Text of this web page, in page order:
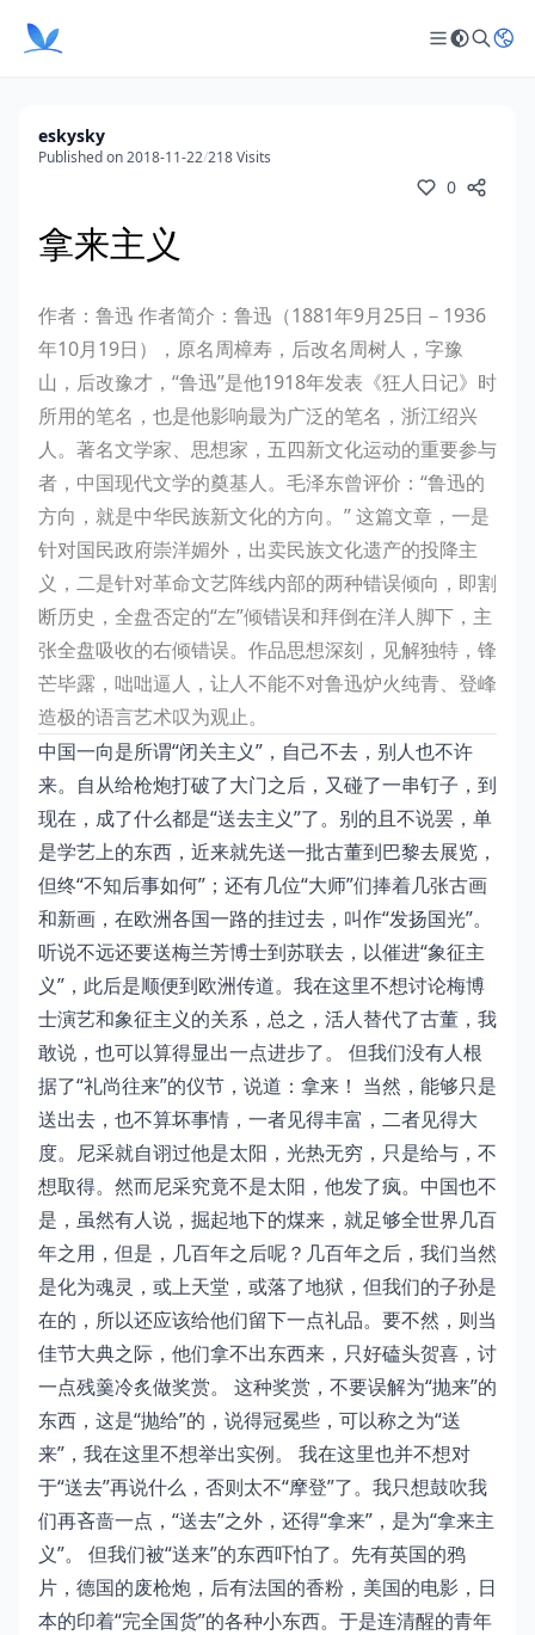
eskysky
Published on 2018-11-22/218 Visits
0
拿来主义
作者：鲁迅 作者简介：鲁迅（1881年9月25日－1936
年10月19日），原名周樟寿，后改名周树人，字豫
山，后改豫才，“鲁迅”是他1918年发表《狂人日记》时
所用的笔名，也是他影响最为广泛的笔名，浙江绍兴
人。著名文学家、思想家，五四新文化运动的重要参与
者，中国现代文学的奠基人。毛泽东曾评价：“鲁迅的
方向，就是中华民族新文化的方向。”这篇文章，一是
针对国民政府崇洋媚外，出卖民族文化遗产的投降主
义，二是针对革命文艺阵线内部的两种错误倾向，即割
断历史，全盘否定的“左”倾错误和拜倒在洋人脚下，主
张全盘吸收的右倾错误。作品思想深刻，见解独特，锋
芒毕露，咄咄逼人，让人不能不对鲁迅炉火纯青、登峰
造极的语言艺术叹为观止。
中国一向是所谓“闭关主义”，自己不去，别人也不许
来。自从给枪炮打破了大门之后，又碰了一串钉子，到
现在，成了什么都是“送去主义”了。别的且不说罢，单
是学艺上的东西，近来就先送一批古董到巴黎去展览，
但终“不知后事如何”；还有几位“大师”们捧着几张古画
和新画，在欧洲各国一路的挂过去，叫作“发扬国光”。
听说不远还要送梅兰芳博士到苏联去，以催进“象征主
义”，此后是顺便到欧洲传道。我在这里不想讨论梅博
士演艺和象征主义的关系，总之，活人替代了古董，我
敢说，也可以算得显出一点进步了。 但我们没有人根
据了“礼尚往来”的仪节，说道：拿来！ 当然，能够只是
送出去，也不算坏事情，一者见得丰富，二者见得大
度。尼采就自诩过他是太阳，光热无穷，只是给与，不
想取得。然而尼采究竟不是太阳，他发了疯。中国也不
是，虽然有人说，掘起地下的煤来，就足够全世界几百
年之用，但是，几百年之后呢？几百年之后，我们当然
是化为魂灵，或上天堂，或落了地狱，但我们的子孙是
在的，所以还应该给他们留下一点礼品。要不然，则当
佳节大典之际，他们拿不出东西来，只好磕头贺喜，讨
一点残羹冷炙做奖赏。 这种奖赏，不要误解为“抛来”的
东西，这是“抛给”的，说得冠冕些，可以称之为“送
来”，我在这里不想举出实例。 我在这里也并不想对
于“送去”再说什么，否则太不“摩登”了。我只想鼓吹我
们再吝啬一点，“送去”之外，还得“拿来”，是为“拿来主
义”。 但我们被“送来”的东西吓怕了。先有英国的鸦
片，德国的废枪炮，后有法国的香粉，美国的电影，日
本的印着“完全国货”的各种小东西。于是连清醒的青年